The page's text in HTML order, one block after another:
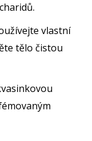
vlastní
tělo čistou